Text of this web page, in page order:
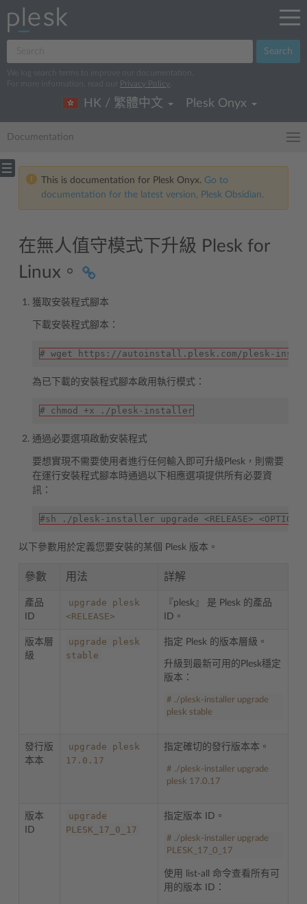
Search
We log search terms to improve our documentation.
For more information, read our
Privacy Policy
HK / 繁體中文 Plesk Onyx
Documentation
This is documentation for Plesk Onyx. Go to
documentation for the latest version, Plesk Obsidian.
在無人值守模式下升級 Plesk for
Linux。
獲取安裝程式腳本
下載安裝程式腳本：
# wget https://autoinstall.plesk.com/plesk-
為已下載的安裝程式腳本啟用執行模式：
# chmod +x ./plesk-installer
通過必要選項啟動安裝程式
要想實現不需要使用者進行任何輸入即可升級Plesk，則需要
在運行安裝程式腳本時通過以下相應選項提供所有必要資
訊：
#sh ./plesk-installer upgrade <RELEASE>
以下參數用於定義您要安裝的某個 Plesk 版本。
參數 用法 詳解
產品
ID
upgrade
plesk
<RELEASE>
『plesk』 是 Plesk 的產品
ID。
版本層
級
upgrade
plesk
stable
指定 Plesk 的版本層級。
升級到最新可用的Plesk穩定
版本：
# ./plesk-installer upgrade
plesk stable
發行版
本本
upgrade
plesk
17.0.17
指定確切的發行版本本。
# ./plesk-installer upgrade
plesk 17.0.17
版本
ID
upgrade
PLESK_17_0_17
指定版本 ID。
# ./plesk-installer upgrade
PLESK_17_0_17
使用 list-all 命令查看所有可
用的版本 ID：